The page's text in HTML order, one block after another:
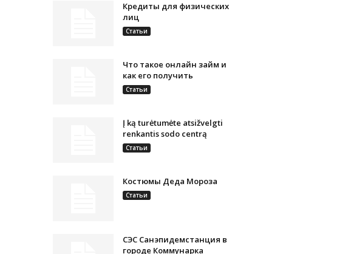
Кредиты для физических
лиц
Статьи
Что такое онлайн займ и
как его получить
Статьи
Į ką turėtumėte atsižvelgti
renkantis sodo centrą
Статьи
Костюмы Деда Мороза
Статьи
СЭС Санэпидемстанция в
городе Коммунарка